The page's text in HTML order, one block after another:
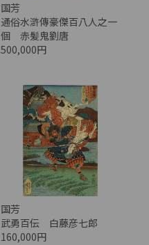
国芳
通俗水滸傳豪傑百八人之一
個 赤髪鬼劉唐
500,000円
国芳
武勇百伝 白藤彦七郎
160,000円